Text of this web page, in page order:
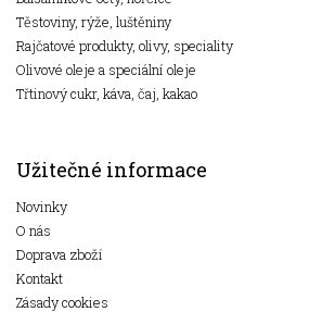
Těstoviny, rýže, luštěniny
Rajčatové produkty, olivy, speciality
Olivové oleje a speciální oleje
Třtinový cukr, káva, čaj, kakao
Užitečné informace
Novinky
O nás
Doprava zboží
Kontakt
Zásady cookies